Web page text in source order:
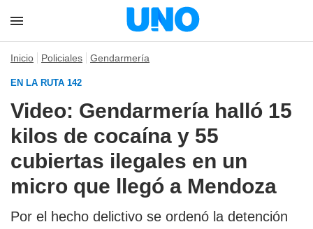
Inicio Policiales Gendarmería
EN LA RUTA 142
Video: Gendarmería halló 15
kilos de cocaína y 55
cubiertas ilegales en un
micro que llegó a Mendoza
Por el hecho delictivo se ordenó la detención